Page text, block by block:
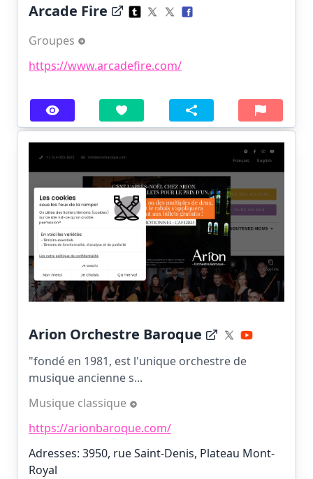
Arcade Fire
Groupes
https://www.arcadefire.com/
Arion Orchestre Baroque
"fondé en 1981, est l'unique orchestre de
musique ancienne s...
Musique classique
https://arionbaroque.com/
Adresses: 3950, rue Saint-Denis, Plateau Mont-
Royal